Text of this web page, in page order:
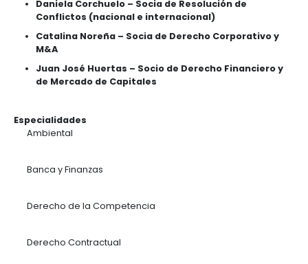
Juan Camilo de Bedout – Socio Tributario
Jorge de los Ríos – Socio de Competencia
Alejandro Turbay – Socio Inmobiliario
Natalia Escobar – Socia Financiero
Mariana Sánchez – Socia de Recursos
Juan Pablo Bonilla – Socio de Litigios
Vicente Umaña – Socio Laboral
Jesús Albarrán – Socio Financiero